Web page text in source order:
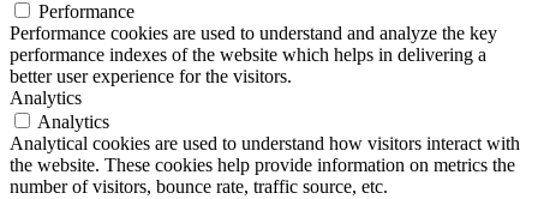
Performance
Performance cookies are used to understand and analyze the key
performance indexes of the website which helps in delivering a
better user experience for the visitors.
Analytics
Analytics
Analytical cookies are used to understand how visitors interact with
the website. These cookies help provide information on metrics the
number of visitors, bounce rate, traffic source, etc.